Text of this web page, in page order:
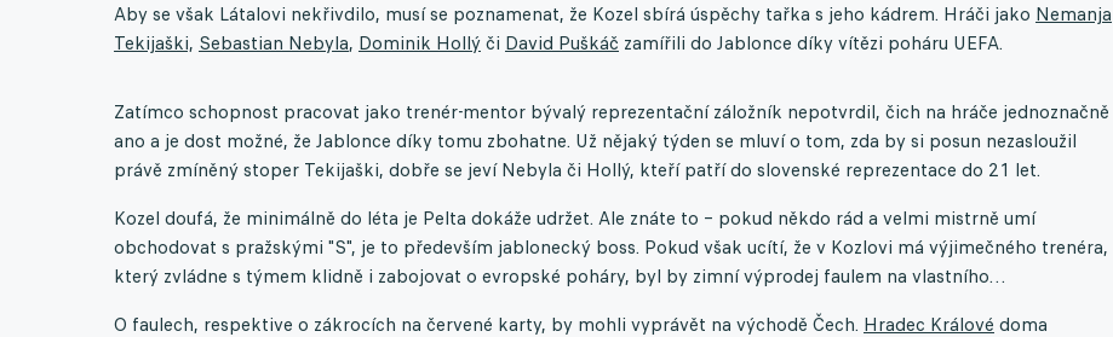
Aby se však Látalovi nekřivdilo, musí se poznamenat, že Kozel sbírá úspěchy tařka s jeho kádrem. Hráči jako Nemanja
Tekijaški, Sebastian Nebyla, Dominik Hollý či David Puškáč zamířili do Jablonce díky vítězi poháru UEFA.
Zatímco schopnost pracovat jako trenér-mentor bývalý reprezentační záložník nepotvrdil, čich na hráče jednoznačně
ano a je dost možné, že Jablonce díky tomu zbohatne. Už nějaký týden se mluví o tom, zda by si posun nezasloužil
právě zmíněný stoper Tekijaški, dobře se jeví Nebyla či Hollý, kteří patří do slovenské reprezentace do 21 let.
Kozel doufá, že minimálně do léta je Pelta dokáže udržet. Ale znáte to – pokud někdo rád a velmi mistrně umí
obchodovat s pražskými "S", je to především jablonecký boss. Pokud však ucítí, že v Kozlovi má výjimečného trenéra,
který zvládne s týmem klidně i zabojovat o evropské poháry, byl by zimní výprodej faulem na vlastního…
O faulech, respektive o zákrocích na červené karty, by mohli vyprávět na východě Čech. Hradec Králové doma